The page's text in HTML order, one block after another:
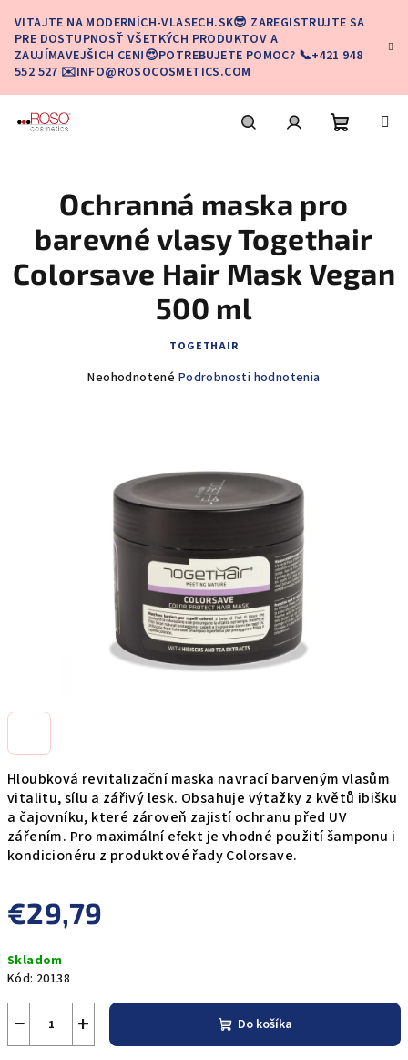
obsah
VITAJTE NA MODERNÍCH-VLASECH.SK😎 ZAREGISTRUJTE SA
PRE DOSTUPNOSŤ VŠETKÝCH PRODUKTOV A
ZAUJÍMAVEJŠICH CEN!😍POTREBUJETE POMOC? 📞+421 948
552 527 ✉️INFO@ROSOCOSMETICS.COM
košík
Hloubková revitalizační maska navrací barveným vlasům
vitalitu, sílu a zářivý lesk. Obsahuje výtažky z květů ibišku
a čajovníku, které zároveň zajistí ochranu před UV
zářením. Pro maximální efekt je vhodné použití šamponu i
kondicionéru z produktové řady Colorsave.
€29,79
cena:
Skladom
Kód: 20138
+
− Do košíka
Ochranná maska pro
barevné vlasy Togethair
Colorsave Hair Mask Vegan
500 ml
TOGETHAIR
Priemerné
hviezdičiek.
Neohodnotené Podrobnosti hodnotenia